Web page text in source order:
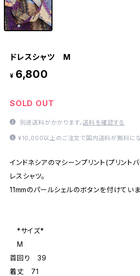
ドレスシャツ M
¥ 6,800
SOLD OUT
別途送料がかかります。送料を確認する
¥10,000以上のご注文で国内送料が無料にな
インドネシアのマシーンプリント(プリント
レスシャツ。
11mmのパールシェルのボタンを付けていま
*サイズ*
M
首回り 39
着丈 71